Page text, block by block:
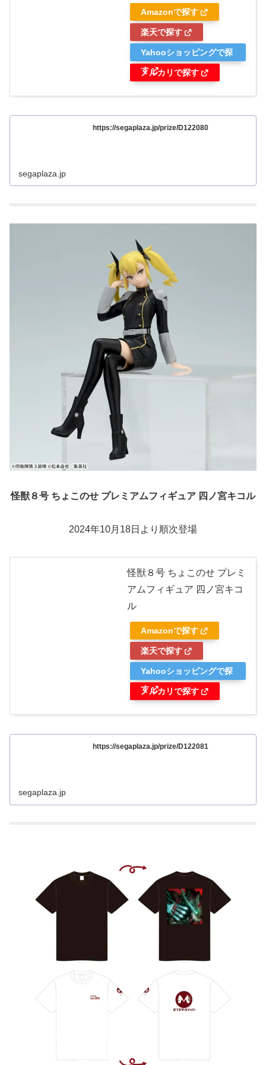
Amazonで探す
楽天で探す
Yahooショッピングで探
す
メルカリで探す
https://segaplaza.jp/prize/D122080
segaplaza.jp
怪獣８号 ちょこのせ プレミアムフィギュア 四ノ宮キコル
2024年10月18日より順次登場
怪獣８号 ちょこのせ プレミ
アムフィギュア 四ノ宮キコ
ル
Amazonで探す
楽天で探す
Yahooショッピングで探
す
メルカリで探す
https://segaplaza.jp/prize/D122081
segaplaza.jp